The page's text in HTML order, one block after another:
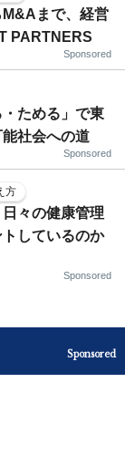
まで、経営
PARTNERS
Sponsored
ためる」で東
社会への道
Sponsored
方
々の健康管理
しているのか
Sponsored
Sponsored